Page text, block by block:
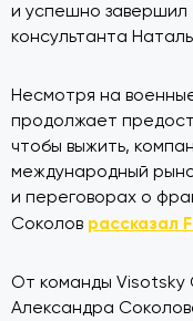
и успешно завершил
консультанта
Несмотря на военные
продолжает
чтобы выжить,
международный
и переговорах о
Соколов рассказал
От команды Visotsky
Александра